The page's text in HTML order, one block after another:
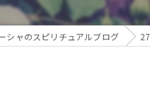
シャのスピリチュアルブログ